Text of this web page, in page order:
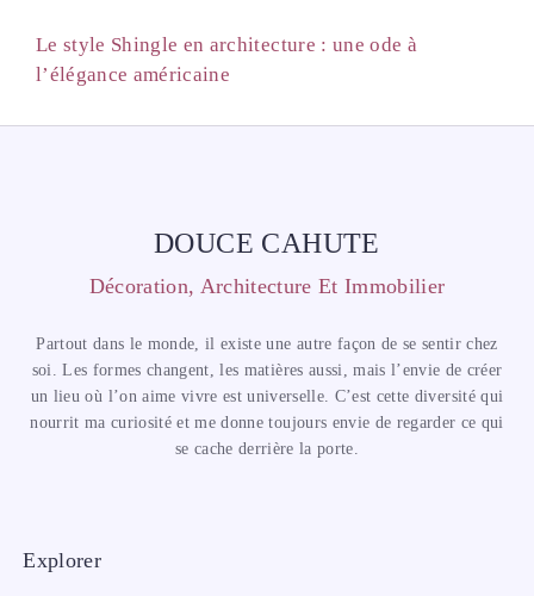
Le style Shingle en architecture : une ode à
l’élégance américaine
DOUCE CAHUTE
Décoration, Architecture Et Immobilier
Partout dans le monde, il existe une autre façon de se sentir chez
soi. Les formes changent, les matières aussi, mais l’envie de créer
un lieu où l’on aime vivre est universelle. C’est cette diversité qui
nourrit ma curiosité et me donne toujours envie de regarder ce qui
se cache derrière la porte.
Explorer